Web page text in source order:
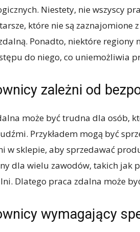
Niestety, nie wszyscy
które nie są
Ponadto, niektóre regiony
do niego, co uniemożliwia
zależni od
może być trudna dla osób,
Przykładem mogą być
w sklepie, aby sprzedawać
dla wielu zawodów, takich jak
Dlatego praca zdalna może
wymagający